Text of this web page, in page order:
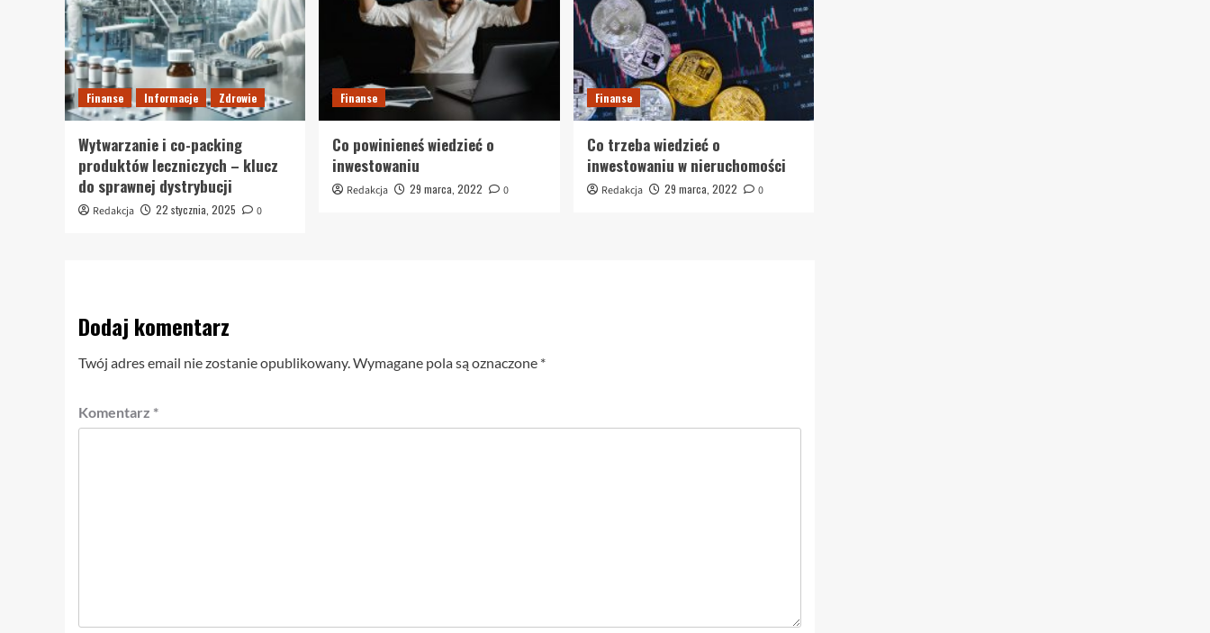
Finanse Informacje Zdrowie
Wytwarzanie i co-packing
produktów leczniczych – klucz
do sprawnej dystrybucji
Redakcja 22 stycznia, 2025 0
Finanse
Co powinieneś wiedzieć o
inwestowaniu
Redakcja 29 marca, 2022 0
Finanse
Co trzeba wiedzieć o
inwestowaniu w nieruchomości
Redakcja 29 marca, 2022 0
Dodaj komentarz
Twój adres email nie zostanie opublikowany.Wymagane pola są oznaczone *
Komentarz *